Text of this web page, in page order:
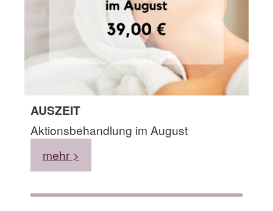
AUSZEIT
Aktionsbehandlung im August
mehr >